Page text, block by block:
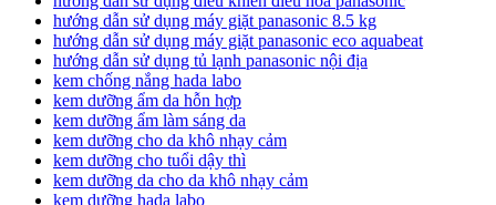
hướng dẫn sử dụng máy giặt panasonic 8.5 kg
hướng dẫn sử dụng máy giặt panasonic eco aquabeat
hướng dẫn sử dụng tủ lạnh panasonic nội địa
kem chống nắng hada labo
kem dưỡng ẩm da hỗn hợp
kem dưỡng ẩm làm sáng da
kem dưỡng cho da khô nhạy cảm
kem dưỡng cho tuổi dậy thì
kem dưỡng da cho da khô nhạy cảm
kem dưỡng hada labo